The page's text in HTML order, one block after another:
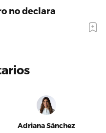
no declara
Adriana Sánchez